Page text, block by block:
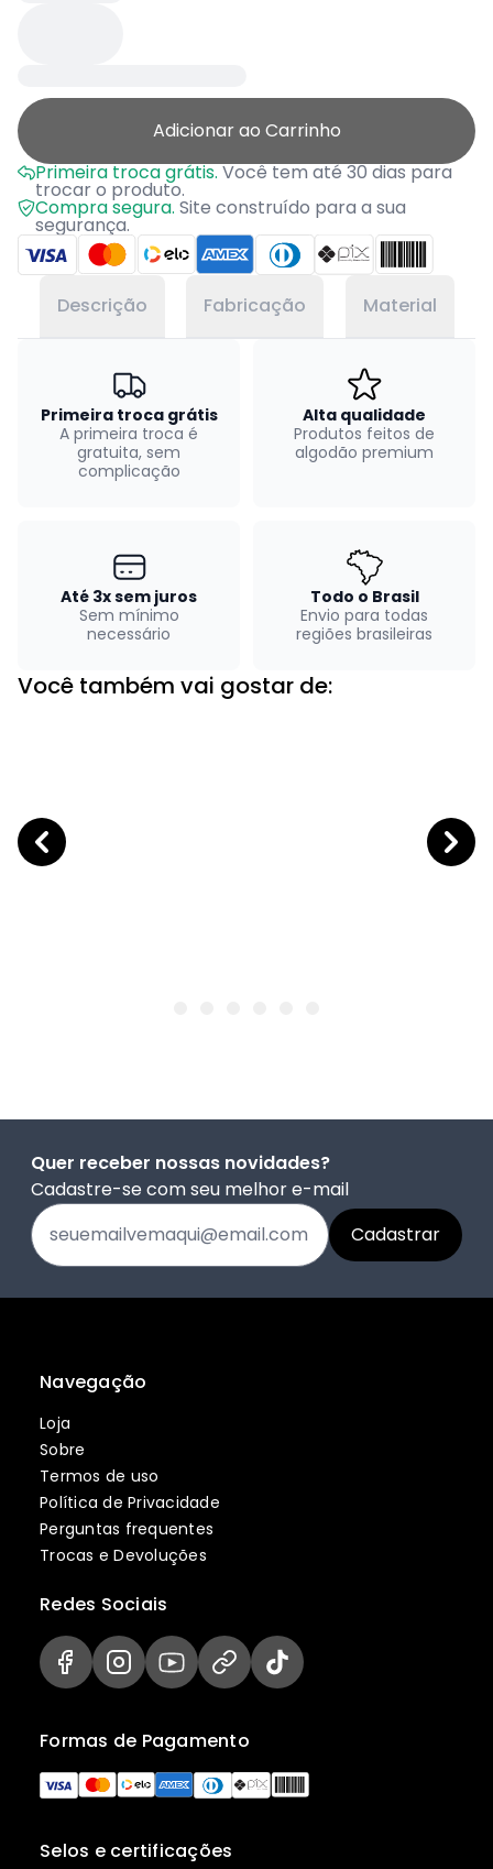
Adicionar ao Carrinho
Primeira troca grátis.Você tem até 30 dias para
trocar o produto.
Compra segura. Site construído para a sua
segurança.
Descrição Fabricação Material
Primeira troca grátis
A primeira troca é
gratuita, sem
complicação
Alta qualidade
Produtos feitos de
algodão premium
Até 3x sem juros
Sem mínimo
necessário
Todo o Brasil
Envio para todas
regiões brasileiras
Você também vai gostar de:
Quer receber nossas novidades?
Cadastre-se com seu melhor e-mail
Navegação
Loja
Sobre
Termos de uso
Política de Privacidade
Perguntas frequentes
Trocas e Devoluções
Selos e certificações
Formas de Pagamento
Redes Sociais